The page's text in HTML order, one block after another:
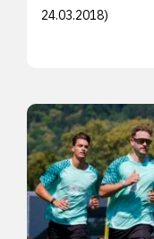
24.03.2018)